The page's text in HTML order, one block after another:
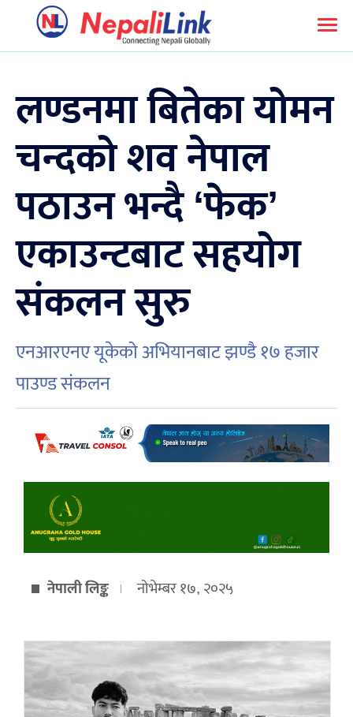
लण्डनमा बितेका योमन
चन्दको शव नेपाल
पठाउन भन्दै ‘फेक’
एकाउन्टबाट सहयोग
संकलन सुरु
एनआरएनए यूकेको अभियानबाट झण्डै १७ हजार
पाउण्ड संकलन
नेपाली लिङ्क नोभेम्बर १७, २०२५